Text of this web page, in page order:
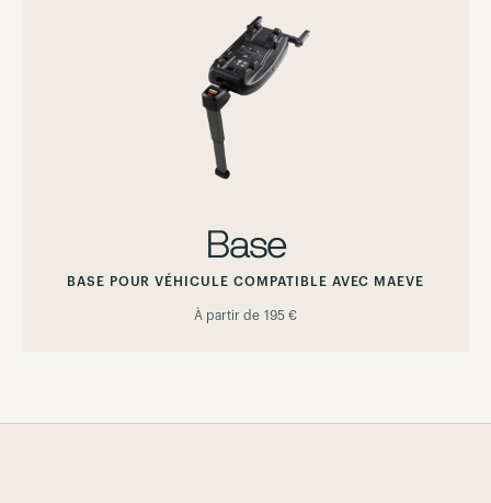
Base
BASE POUR VÉHICULE COMPATIBLE AVEC MAEVE
À partir de 195 €